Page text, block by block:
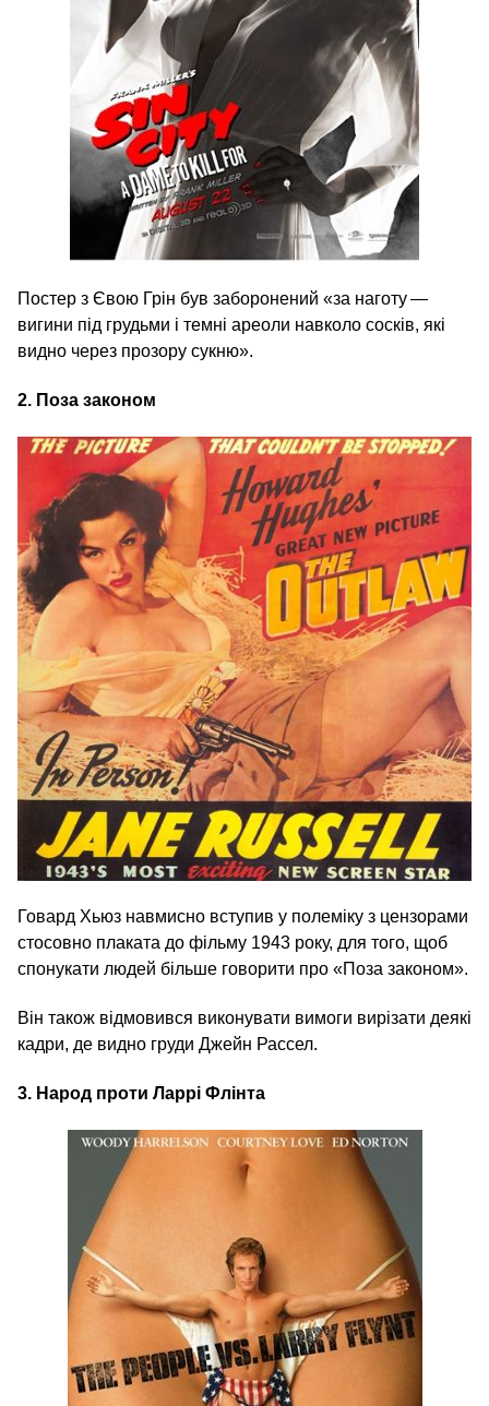
Постер з Євою Грін був заборонений «за наготу —
вигини під грудьми і темні ареоли навколо сосків, які
видно через прозору сукню».
2. Поза законом
Говард Хьюз навмисно вступив у полеміку з цензорами
стосовно плаката до фільму 1943 року, для того, щоб
спонукати людей більше говорити про «Поза законом».
Він також відмовився виконувати вимоги вирізати деякі
кадри, де видно груди Джейн Рассел.
3. Народ проти Ларрі Флінта